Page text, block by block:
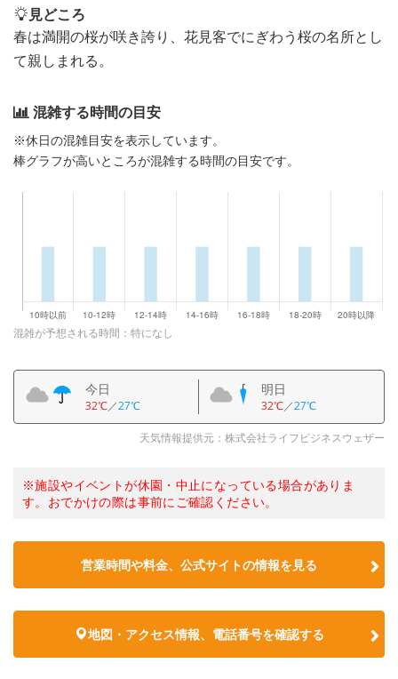
見どころ
春は満開の桜が咲き誇り、花見客でにぎわう桜の名所とし
て親しまれる。
混雑する時間の目安
※休日の混雑目安を表示しています。
棒グラフが高いところが混雑する時間の目安です。
混雑が予想される時間：特になし
今日
32℃／27℃
明日
32℃／27℃
天気情報提供元：株式会社ライフビジネスウェザー
※施設やイベントが休園・中止になっている場合がありま
す。おでかけの際は事前にご確認ください。
営業時間や料金、公式サイトの情報を見る
地図・アクセス情報、電話番号を確認する